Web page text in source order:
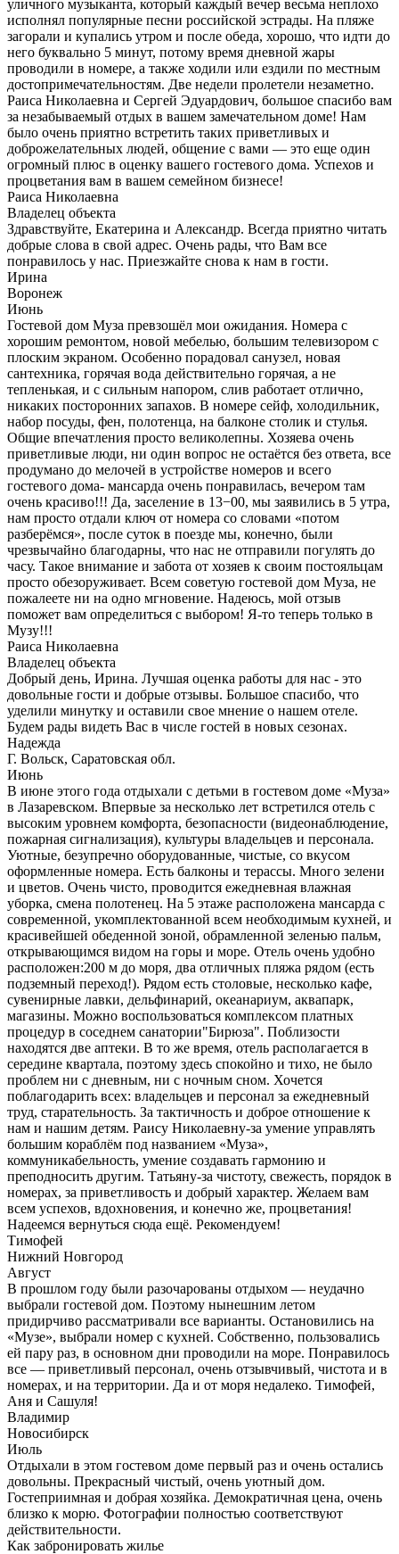
уличного музыканта, который каждый вечер весьма неплохо
исполнял популярные песни российской эстрады. На пляже
загорали и купались утром и после обеда, хорошо, что идти до
него буквально 5 минут, потому время дневной жары
проводили в номере, а также ходили или ездили по местным
достопримечательностям. Две недели пролетели незаметно.
Раиса Николаевна и Сергей Эдуардович, большое спасибо вам
за незабываемый отдых в вашем замечательном доме! Нам
было очень приятно встретить таких приветливых и
доброжелательных людей, общение с вами — это еще один
огромный плюс в оценку вашего гостевого дома. Успехов и
процветания вам в вашем семейном бизнесе!
Раиса Николаевна
Владелец объекта
Здравствуйте, Екатерина и Александр. Всегда приятно читать
добрые слова в свой адрес. Очень рады, что Вам все
понравилось у нас. Приезжайте снова к нам в гости.
Ирина
Воронеж
Июнь
Гостевой дом Муза превзошёл мои ожидания. Номера с
хорошим ремонтом, новой мебелью, большим телевизором с
плоским экраном. Особенно порадовал санузел, новая
сантехника, горячая вода действительно горячая, а не
тепленькая, и с сильным напором, слив работает отлично,
никаких посторонних запахов. В номере сейф, холодильник,
набор посуды, фен, полотенца, на балконе столик и стулья.
Общие впечатления просто великолепны. Хозяева очень
приветливые люди, ни один вопрос не остаётся без ответа, все
продумано до мелочей в устройстве номеров и всего
гостевого дома- мансарда очень понравилась, вечером там
очень красиво!!! Да, заселение в 13−00, мы заявились в 5 утра,
нам просто отдали ключ от номера со словами «потом
разберёмся», после суток в поезде мы, конечно, были
чрезвычайно благодарны, что нас не отправили погулять до
часу. Такое внимание и забота от хозяев к своим постояльцам
просто обезоруживает. Всем советую гостевой дом Муза, не
пожалеете ни на одно мгновение. Надеюсь, мой отзыв
поможет вам определиться с выбором! Я-то теперь только в
Музу!!!
Раиса Николаевна
Владелец объекта
Добрый день, Ирина. Лучшая оценка работы для нас - это
довольные гости и добрые отзывы. Большое спасибо, что
уделили минутку и оставили свое мнение о нашем отеле.
Будем рады видеть Вас в числе гостей в новых сезонах.
Надежда
Г. Вольск, Саратовская обл.
Июнь
В июне этого года отдыхали с детьми в гостевом доме «Муза»
в Лазаревском. Впервые за несколько лет встретился отель с
высоким уровнем комфорта, безопасности (видеонаблюдение,
пожарная сигнализация), культуры владельцев и персонала.
Уютные, безупречно оборудованные, чистые, со вкусом
оформленные номера. Есть балконы и терассы. Много зелени
и цветов. Очень чисто, проводится ежедневная влажная
уборка, смена полотенец. На 5 этаже расположена мансарда с
современной, укомплектованной всем необходимым кухней, и
красивейшей обеденной зоной, обрамленной зеленью пальм,
открывающимся видом на горы и море. Отель очень удобно
расположен:200 м до моря, два отличных пляжа рядом (есть
подземный переход!). Рядом есть столовые, несколько кафе,
сувенирные лавки, дельфинарий, океанариум, аквапарк,
магазины. Можно воспользоваться комплексом платных
процедур в соседнем санатории"Бирюза". Поблизости
находятся две аптеки. В то же время, отель располагается в
середине квартала, поэтому здесь спокойно и тихо, не было
проблем ни с дневным, ни с ночным сном. Хочется
поблагодарить всех: владельцев и персонал за ежедневный
труд, старательность. За тактичность и доброе отношение к
нам и нашим детям. Раису Николаевну-за умение управлять
большим кораблём под названием «Муза»,
коммуникабельность, умение создавать гармонию и
преподносить другим. Татьяну-за чистоту, свежесть, порядок в
номерах, за приветливость и добрый характер. Желаем вам
всем успехов, вдохновения, и конечно же, процветания!
Надеемся вернуться сюда ещё. Рекомендуем!
Тимофей
Нижний Новгород
Август
В прошлом году были разочарованы отдыхом — неудачно
выбрали гостевой дом. Поэтому нынешним летом
придирчиво рассматривали все варианты. Остановились на
«Музе», выбрали номер с кухней. Собственно, пользовались
ей пару раз, в основном дни проводили на море. Понравилось
все — приветливый персонал, очень отзывчивый, чистота и в
номерах, и на территории. Да и от моря недалеко. Тимофей,
Аня и Сашуля!
Владимир
Новосибирск
Июль
Отдыхали в этом гостевом доме первый раз и очень остались
довольны. Прекрасный чистый, очень уютный дом.
Гостеприимная и добрая хозяйка. Демократичная цена, очень
близко к морю. Фотографии полностью соответствуют
действительности.
Как забронировать жилье